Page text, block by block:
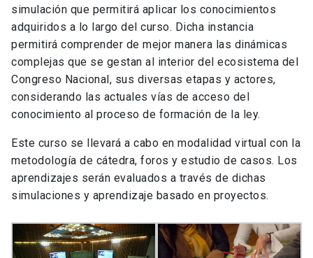
simulación que permitirá aplicar los conocimientos
adquiridos a lo largo del curso. Dicha instancia
permitirá comprender de mejor manera las dinámicas
complejas que se gestan al interior del ecosistema del
Congreso Nacional, sus diversas etapas y actores,
considerando las actuales vías de acceso del
conocimiento al proceso de formación de la ley.
Este curso se llevará a cabo en modalidad virtual con la
metodología de cátedra, foros y estudio de casos. Los
aprendizajes serán evaluados a través de dichas
simulaciones y aprendizaje basado en proyectos.